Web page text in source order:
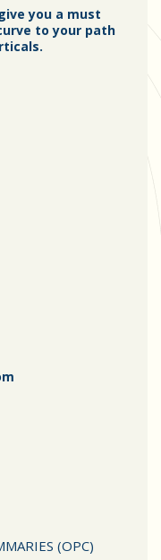
you a must
to your path
(OPC)